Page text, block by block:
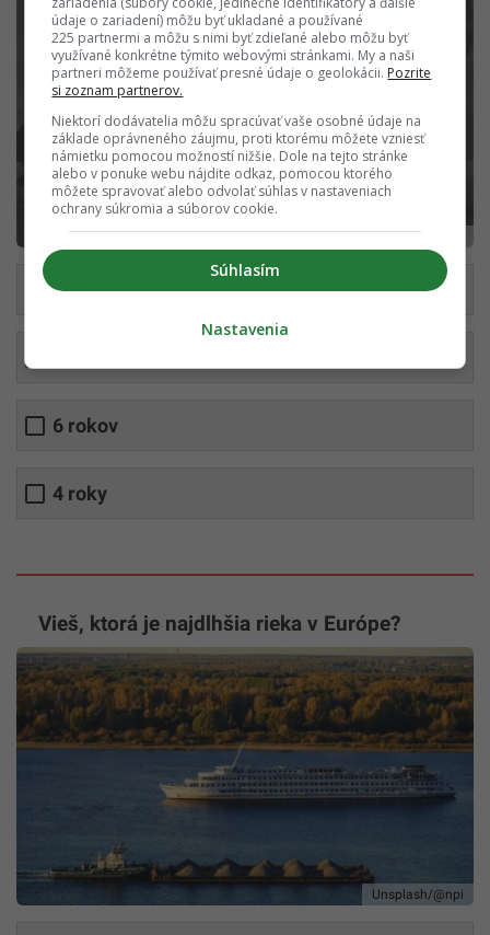
Unsplash/@we_the_royal
2 roky
6 rokov
4 roky
Vieš, ktorá je najdlhšia rieka v Európe?
Unsplash/@npi
údaje o zariadení) môžu byť ukladané a používané
225 partnermi a môžu s nimi byť zdieľané alebo môžu byť
využívané konkrétne týmito webovými stránkami. My a naši
partneri môžeme používať presné údaje o geolokácii. Pozrite
si zoznam partnerov.
Niektorí dodávatelia môžu spracúvať vaše osobné údaje na
základe oprávneného záujmu, proti ktorému môžete vzniesť
námietku pomocou možností nižšie. Dole na tejto stránke
alebo v ponuke webu nájdite odkaz, pomocou ktorého
môžete spravovať alebo odvolať súhlas v nastaveniach
ochrany súkromia a súborov cookie.
Súhlasím
Nastavenia